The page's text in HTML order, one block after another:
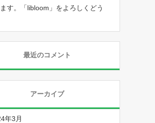
す。「libloom 」をよろしくどう
最近のコメント
アーカイブ
年3月